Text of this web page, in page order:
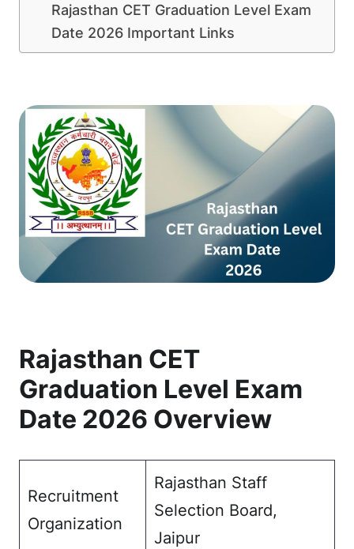
Rajasthan CET Graduation Level Exam
Date 2026 Important Links
Rajasthan CET
Graduation Level Exam
Date 2026 Overview
Recruitment
Organization
Rajasthan Staff
Selection Board,
Jaipur